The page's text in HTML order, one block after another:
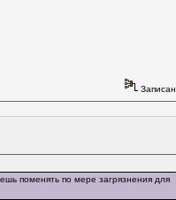
Записан
поменять по мере загрязнения для